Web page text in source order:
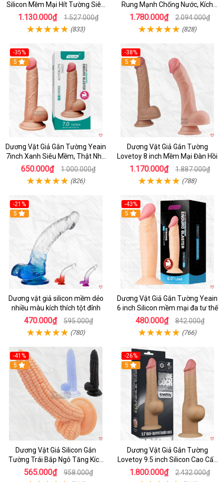
Silicon Mềm Mại Hít Tường Siêu
Thật Giá Tốt
1.130.000₫ 1.527.000₫
(833)
Rung Mạnh Chống Nước, Kích
Thích Đỉnh
1.780.000₫ 2.094.000₫
(828)
-35%
5
Dương Vật Giả Gắn Tường Yeain
7inch Xanh Siêu Mềm, Thật Như
Thật
650.000₫ 1.000.000₫
(826)
-38%
Hot
5
Dương Vật Giả Gắn Tường
Lovetoy 8 inch Mềm Mại Đàn Hồi
1.170.000₫ 1.887.000₫
(788)
-21%
Hot
5
Dương vật giả silicon mềm dẻo
nhiều màu kích thích tột đỉnh
470.000₫ 595.000₫
(780)
-43%
5
Dương Vật Giả Gắn Tường Yeain
6 inch Silicon mềm mại đa tư thế
480.000₫ 842.000₫
(766)
-41%
Hot
5
Dương Vật Giả Silicon Gắn
Tường Trái Bắp Ngô Tăng Kích
Thích
565.000₫ 958.000₫
-26%
5
Dương Vật Giả Gắn Tường
Lovetoy 9.5 inch Silicon Cao Cấp
Mềm Mại
1.800.000₫ 2.432.000₫